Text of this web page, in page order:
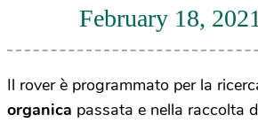
February 18, 2021
Il rover è programmato per la
organica passata e nella raccolta